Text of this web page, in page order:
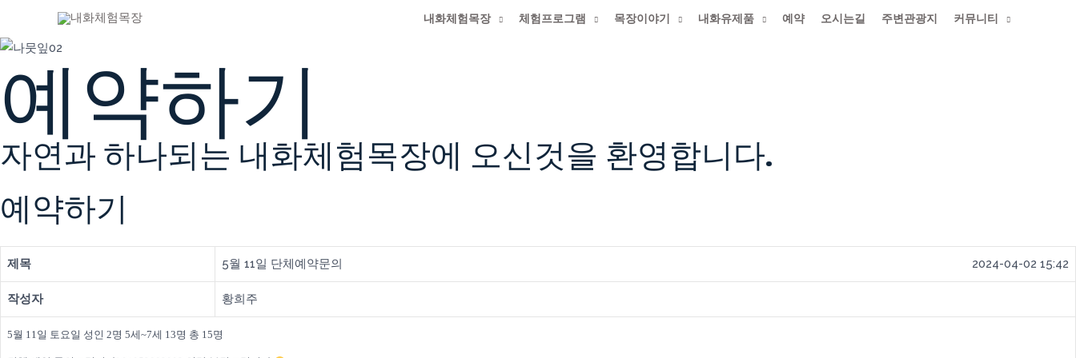
내화체험목장 체험프로그램 목장이야기 내화유제품 예약 오시는길 주변관광지 커뮤니티
예약하기
자연과 하나되는 내화체험목장에 오신것을 환영합니다.
예약하기
제목 5월 11일 단체예약문의 2024-04-02 15:42
작성자 황희주
5월 11일 토요일 성인 2명 5세~7세 13명 총 15명
크롬과 웨일에 최적화된 홈페이지 입니다._익스플로러 사용금지 크롬다운로드